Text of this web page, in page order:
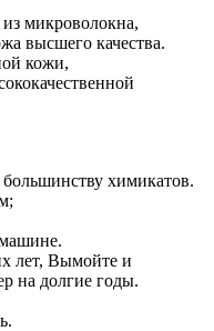
микроволокна,
высшего качества.
кожи,
химикатов.
лет, Вымойте и
на долгие годы.